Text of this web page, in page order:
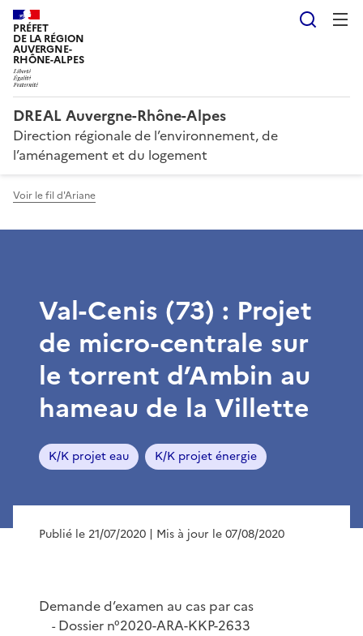
PRÉFET
DE LA RÉGION
AUVERGNE-
RHÔNE-ALPES
DREAL Auvergne-Rhône-Alpes
Direction régionale de l’environnement, de
l’aménagement et du logement
Voir le fil d'Ariane
Val-Cenis (73) : Projet
de micro-centrale sur
le torrent d’Ambin au
hameau de la Villette
K/K projet eau K/K projet énergie
Publié le 21/07/2020 | Mis à jour le 07/08/2020
Demande d’examen au cas par cas
-Dossier n°2020-ARA-KKP-2633